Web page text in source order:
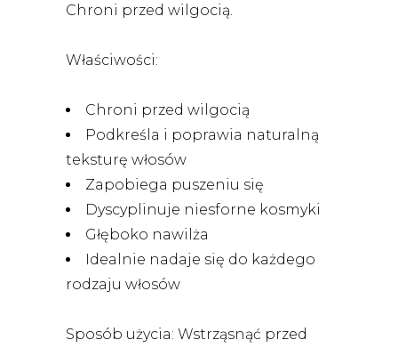
Chroni przed wilgocią.
Właściwości:
Chroni przed wilgocią
Podkreśla i poprawia naturalną
teksturę włosów
Zapobiega puszeniu się
Dyscyplinuje niesforne kosmyki
Głęboko nawilża
Idealnie nadaje się do każdego
rodzaju włosów
Sposób użycia: Wstrząsnąć przed